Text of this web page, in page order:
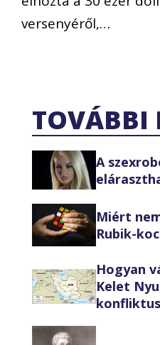
versenyéről,…
TOVÁBBI
A
Miért
Rubik-
Hogyan
Kelet